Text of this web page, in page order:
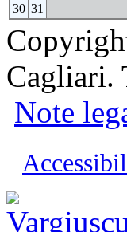
30 31
Cagliari.
Note